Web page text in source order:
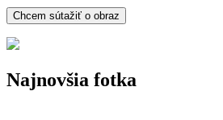
Najnovšia fotka